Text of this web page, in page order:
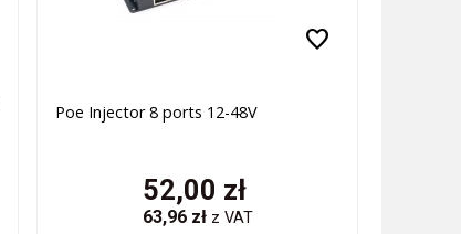
favorite
Poe Injector 8 ports 12-48V
52,00 zł
63,96zł z VAT